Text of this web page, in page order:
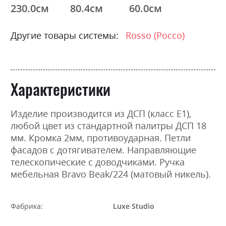
230.0см 80.4см 60.0см
Другие товары системы: Rosso (Россо)
Характеристики
Изделие производится из ДСП (класс Е1),
любой цвет из стандартной палитры ДСП 18
мм. Кромка 2мм, противоударная. Петли
фасадов с дотягивателем. Направляющие
телескопические с доводчиками. Ручка
мебельная Bravo Beak/224 (матовый никель).
Фабрика:
Luxe Studio